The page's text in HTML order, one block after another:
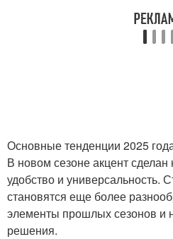
Основные тенденции 2025
В новом сезоне акцент сделан
удобство и универсальность.
становятся еще более
элементы прошлых сезонов и
решения.